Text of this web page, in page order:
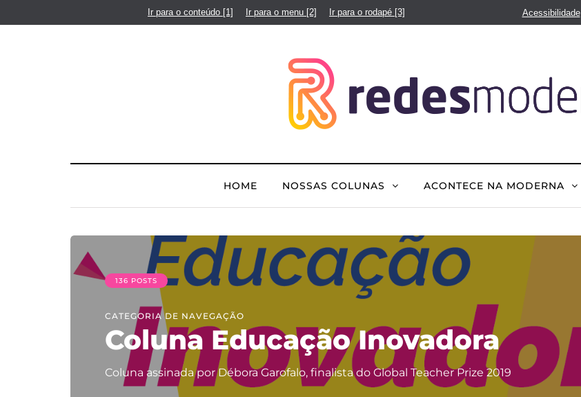
Ir para o conteúdo [1] Ir para o menu [2] Ir para o rodapé [3] Acessibilidade
HOME NOSSAS COLUNAS ACONTECE NA MODERNA
136 POSTS
CATEGORIA DE NAVEGAÇÃO
Coluna Educação Inovadora
Coluna assinada por Débora Garofalo, finalista do Global Teacher Prize 2019